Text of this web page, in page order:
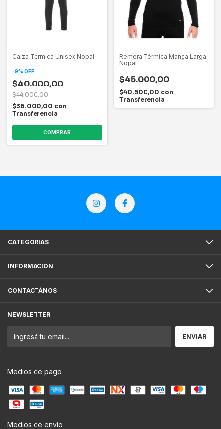
Calza Termica Unisex Nopal
-9% OFF
$40.000,00
$44.000,00
$36.000,00 con
Transferencia
COMPRAR
Remera Térmica Manga Larga
Nopal
$45.000,00
$40.500,00 con
Transferencia
CATEGORIAS
INFORMACION
CONTACTÁNOS
NEWSLETTER
Medios de pago
Medios de envío